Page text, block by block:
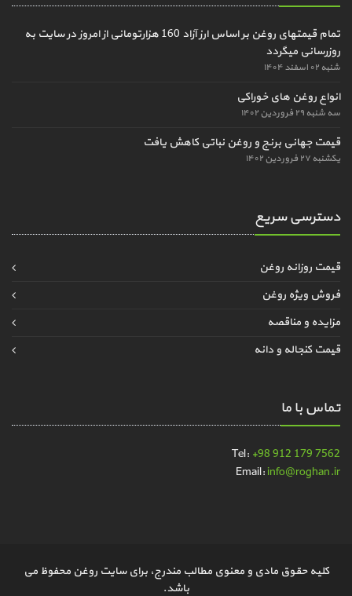
تمام قیمتهای روغن بر اساس ارز آزاد 160 هزارتومانی از امروز در سایت به
روزرسانی میگردد
شنبه ۰۲ اسفند ۱۴۰۴
انواع روغن های خوراکی
سه شنبه ۲۹ فروردین ۱۴۰۲
قیمت جهانی برنج و روغن نباتی کاهش یافت
یکشنبه ۲۷ فروردین ۱۴۰۲
دسترسی سریع
قیمت روزانه روغن
فروش ویژه روغن
مزایده و مناقصه
قیمت کنجاله و دانه
تماس با ما
Tel: +98 912 179 7562
Email:info@roghan.ir
کلیه حقوق مادی و معنوی مطالب مندرج، برای سایت روغن محفوظ می
باشد.